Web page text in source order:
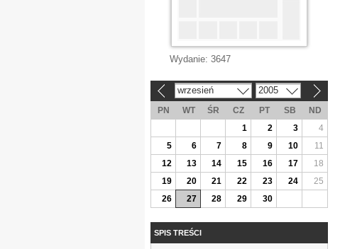
Wydanie: 3647
wrzesień 2005
PN WT ŚR CZ PT SB
ND
1
2 3
4
5
6 7 8 9 10
11
12
13 14 15 16 17
18
19
20 21 22 23 24
25
26
27 28 29 30
SPIS TREŚCI